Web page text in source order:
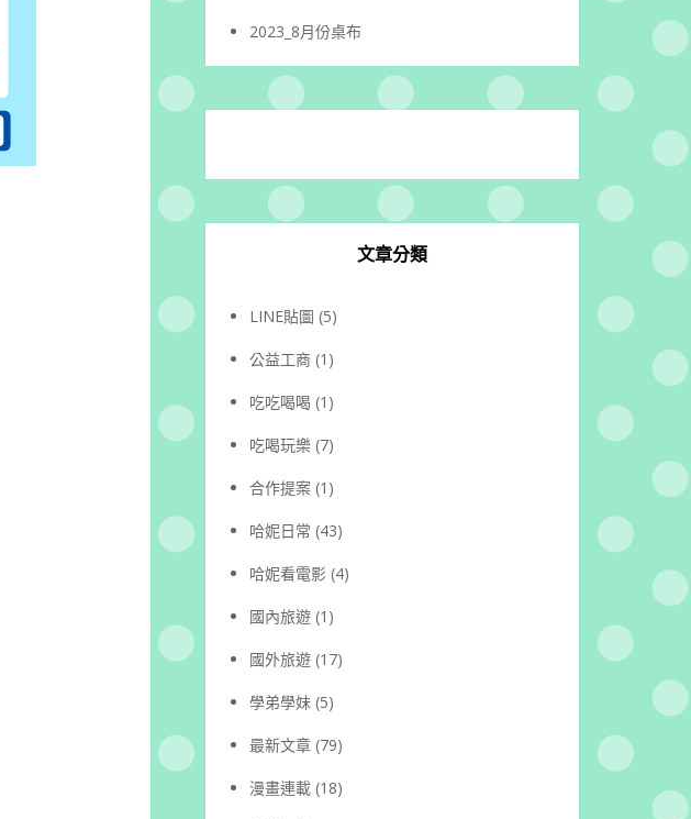
2023_8月份桌布
文章分類
LINE貼圖 (5)
公益工商 (1)
吃吃喝喝 (1)
吃喝玩樂 (7)
合作提案 (1)
哈妮日常 (43)
哈妮看電影 (4)
國內旅遊 (1)
國外旅遊 (17)
學弟學妹 (5)
最新文章 (79)
漫畫連載 (18)